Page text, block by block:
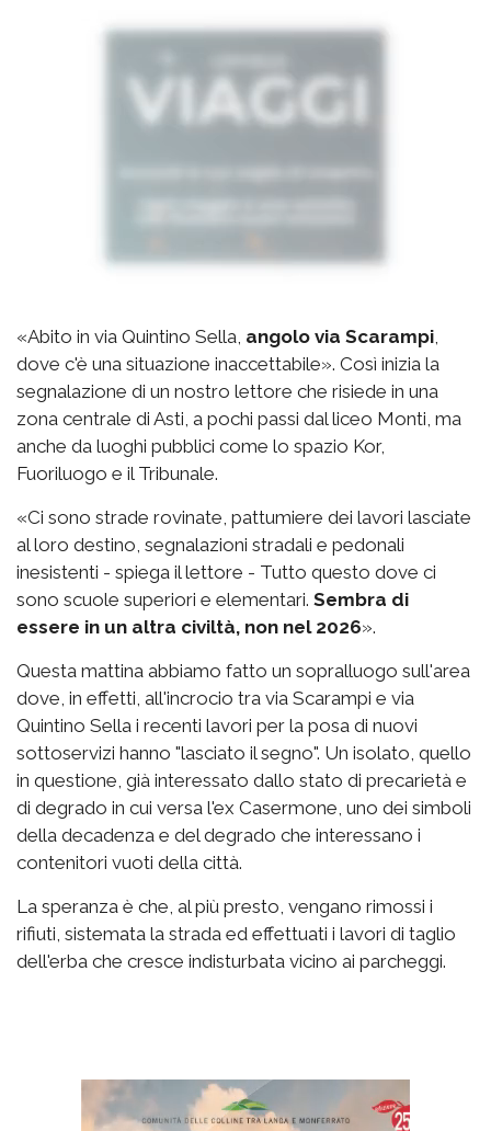
«Abito in via Quintino Sella, angolo via Scarampi
dove c'è una situazione inaccettabile». Così inizia la
segnalazione di un nostro lettore che risiede in una
zona centrale di Asti, a pochi passi dal liceo Monti, ma
anche da luoghi pubblici come lo spazio Kor,
Fuoriluogo e il Tribunale.
«Ci sono strade rovinate, pattumiere dei lavori lasciate
al loro destino, segnalazioni stradali e pedonali
inesistenti - spiega il lettore - Tutto questo dove ci
sono scuole superiori e elementari. Sembra di
essere in un altra civiltà, non nel 2026».
Questa mattina abbiamo fatto un sopralluogo sull'area
dove, in effetti, all'incrocio tra via Scarampi e via
Quintino Sella i recenti lavori per la posa di nuovi
sottoservizi hanno "lasciato il segno". Un isolato, quello
in questione, già interessato dallo stato di precarietà e
di degrado in cui versa l'ex Casermone, uno dei simboli
della decadenza e del degrado che interessano i
contenitori vuoti della città.
La speranza è che, al più presto, vengano rimossi i
rifiuti, sistemata la strada ed effettuati i lavori di taglio
dell'erba che cresce indisturbata vicino ai parcheggi.